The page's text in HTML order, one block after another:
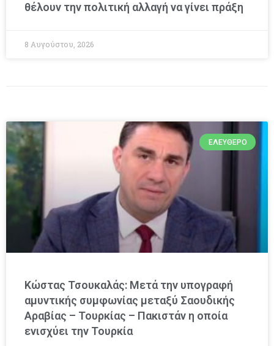
θέλουν την πολιτική αλλαγή να γίνει πράξη
8 Αυγούστου, 2026
ΕΛΕΎΘΕΡΟ
Κώστας Τσουκαλάς: Μετά την υπογραφή
αμυντικής συμφωνίας μεταξύ Σαουδικής
Αραβίας – Τουρκίας – Πακιστάν η οποία
ενισχύει την Τουρκία